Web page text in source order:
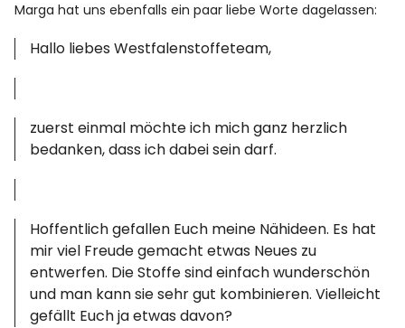
Marga hat uns ebenfalls ein paar liebe Worte dagelassen:
Hallo liebes Westfalenstoffeteam,
zuerst einmal möchte ich mich ganz herzlich
bedanken, dass ich dabei sein darf.
Hoffentlich gefallen Euch meine Nähideen. Es hat
mir viel Freude gemacht etwas Neues zu
entwerfen. Die Stoffe sind einfach wunderschön
und man kann sie sehr gut kombinieren. Vielleicht
gefällt Euch ja etwas davon?